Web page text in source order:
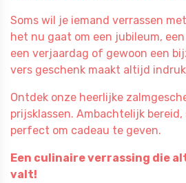
Soms wil je iemand verrassen
het nu gaat om een jubileum,
een verjaardag of gewoon een
vers geschenk maakt altijd
Ontdek onze heerlijke
prijsklassen. Ambachtelijk
perfect om cadeau te geven.
Een culinaire verrassing die
valt!